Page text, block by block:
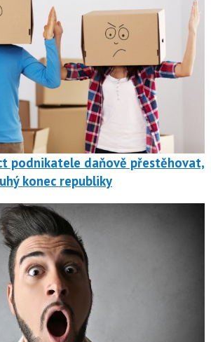
podnikatele daňově přestěhovat,
konec republiky